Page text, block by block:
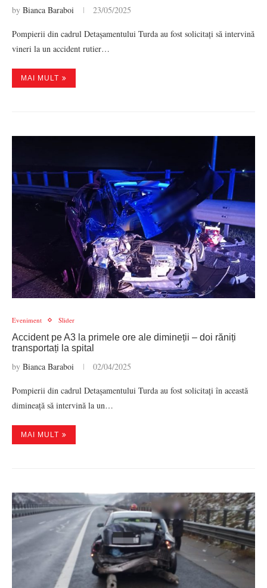
by Bianca Baraboi 23/05/2025
Pompierii din cadrul Detașamentului Turda au fost solicitați să intervină
vineri la un accident rutier…
MAI MULT
Eveniment Slider
Accident pe A3 la primele ore ale dimineții – doi răniți
transportați la spital
by Bianca Baraboi 02/04/2025
Pompierii din cadrul Detașamentului Turda au fost solicitați în această
dimineață să intervină la un…
MAI MULT